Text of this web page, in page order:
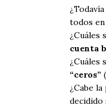
todos en
¿Cuáles
cuenta
¿Cuáles
“ceros”
¿Cabe
decidido